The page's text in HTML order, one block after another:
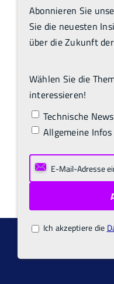
Abonnieren Sie
Sie die neuesten
über die Zukunft
Wählen Sie die
interessieren!
Technische News
Allgemeine Infos
Ich akzeptiere die